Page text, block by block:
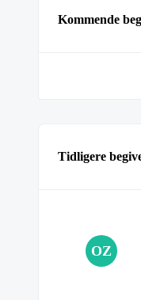
Kommende
Tidligere
OZ